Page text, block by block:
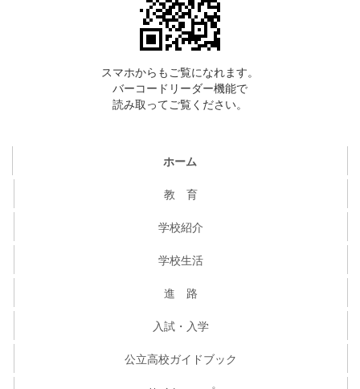
スマホからもご覧になれます。
バーコードリーダー機能で
読み取ってご覧ください。
ホーム
教 育
学校紹介
学校生活
進 路
入試・入学
公立高校ガイドブック